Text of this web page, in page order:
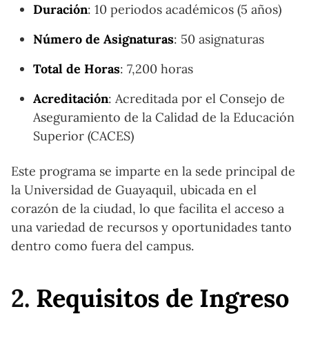
Duración: 10 periodos académicos (5 años)
Número de Asignaturas: 50 asignaturas
Total de Horas: 7,200 horas
Acreditación: Acreditada por el Consejo de
Aseguramiento de la Calidad de la Educación
Superior (CACES)
Este programa se imparte en la sede principal de
la Universidad de Guayaquil, ubicada en el
corazón de la ciudad, lo que facilita el acceso a
una variedad de recursos y oportunidades tanto
dentro como fuera del campus.
2. Requisitos de Ingreso